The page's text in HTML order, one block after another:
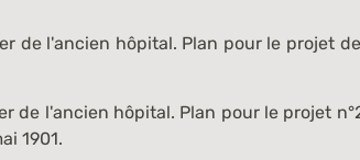
de l'ancien hôpital. Plan pour le projet
de l'ancien hôpital. Plan pour le projet
1901.